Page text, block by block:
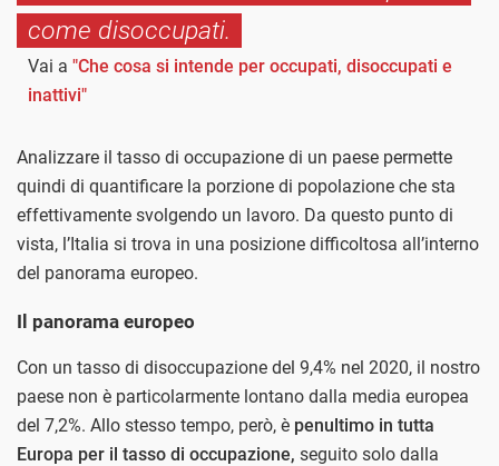
come disoccupati.
Vai a "Che cosa si intende per occupati, disoccupati e
inattivi"
Analizzare il tasso di occupazione di un paese permette
quindi di quantificare la porzione di popolazione che sta
effettivamente svolgendo un lavoro. Da questo punto di
vista, l’Italia si trova in una posizione difficoltosa all’interno
del panorama europeo.
Il panorama europeo
Con un tasso di disoccupazione del 9,4% nel 2020, il nostro
paese non è particolarmente lontano dalla media europea
del 7,2%. Allo stesso tempo, però, è penultimo in tutta
Europa per il tasso di occupazione, seguito solo dalla